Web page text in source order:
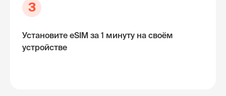
3
Установите eSIM за 1 минуту на своём
устройстве